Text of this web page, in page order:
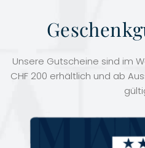
Unsere Gutscheine sind im
CHF 200 erhältlich und ab